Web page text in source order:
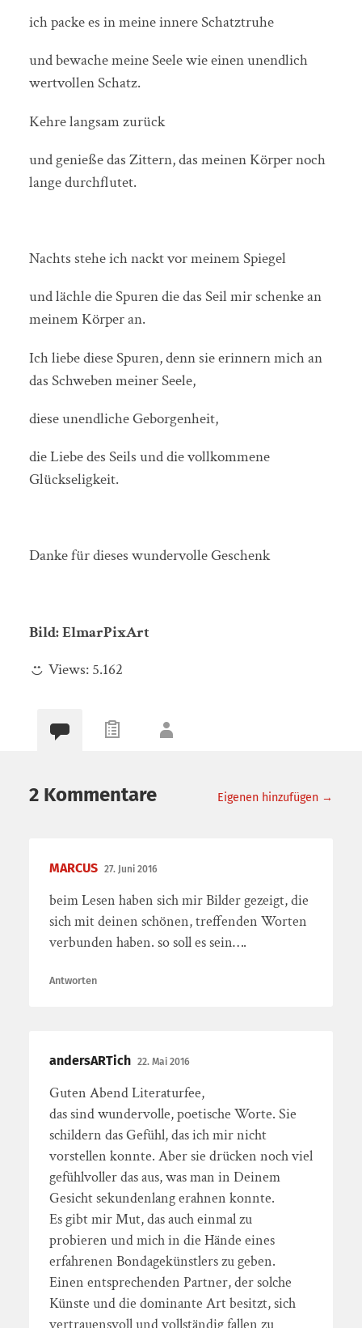
ich packe es in meine innere Schatztruhe
und bewache meine Seele wie einen unendlich
wertvollen Schatz.
Kehre langsam zurück
und genieße das Zittern, das meinen Körper noch
lange durchflutet.
Nachts stehe ich nackt vor meinem Spiegel
und lächle die Spuren die das Seil mir schenke an
meinem Körper an.
Ich liebe diese Spuren, denn sie erinnern mich an
das Schweben meiner Seele,
diese unendliche Geborgenheit,
die Liebe des Seils und die vollkommene
Glückseligkeit.
Danke für dieses wundervolle Geschenk
Bild: ElmarPixArt
Views: 5.162
2 Kommentare Eigenen hinzufügen →
MARCUS 27. Juni 2016
beim Lesen haben sich mir Bilder gezeigt, die
sich mit deinen schönen, treffenden Worten
verbunden haben. so soll es sein….
Antworten
andersARTich 22. Mai 2016
Guten Abend Literaturfee,
das sind wundervolle, poetische Worte. Sie
schildern das Gefühl, das ich mir nicht
vorstellen konnte. Aber sie drücken noch viel
gefühlvoller das aus, was man in Deinem
Gesicht sekundenlang erahnen konnte.
Es gibt mir Mut, das auch einmal zu
probieren und mich in die Hände eines
erfahrenen Bondagekünstlers zu geben.
Einen entsprechenden Partner, der solche
Künste und die dominante Art besitzt, sich
vertrauensvoll und vollständig fallen zu